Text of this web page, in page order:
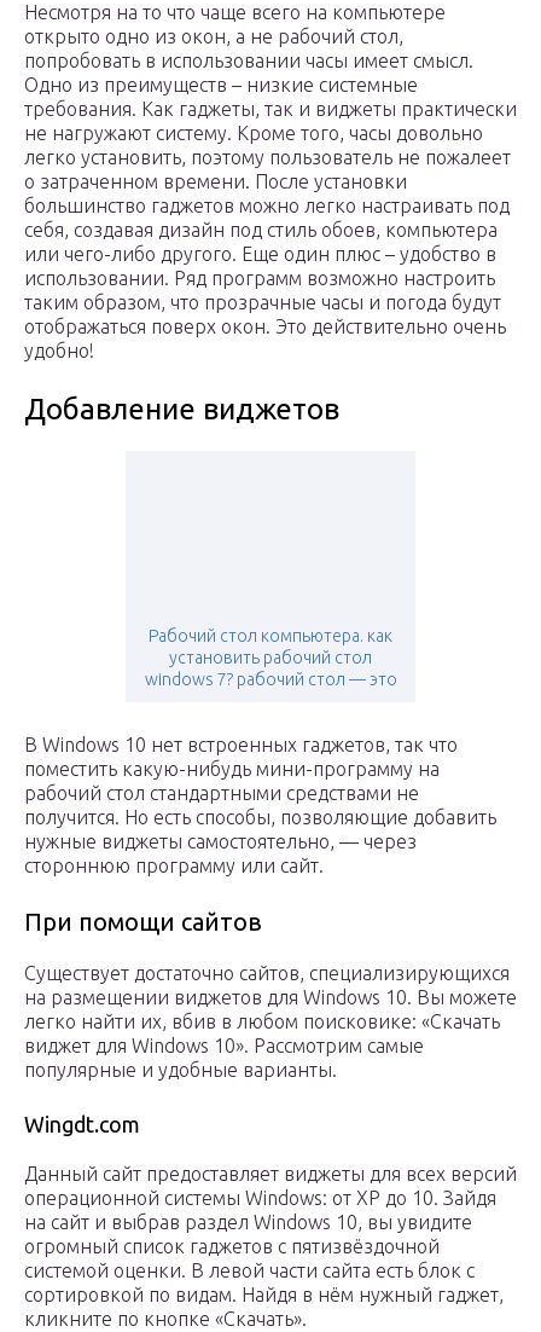
Несмотря на то что чаще всего на компьютере
открыто одно из окон, а не рабочий стол,
попробовать в использовании часы имеет смысл.
Одно из преимуществ – низкие системные
требования. Как гаджеты, так и виджеты практически
не нагружают систему. Кроме того, часы довольно
легко установить, поэтому пользователь не пожалеет
о затраченном времени. После установки
большинство гаджетов можно легко настраивать под
себя, создавая дизайн под стиль обоев, компьютера
или чего-либо другого. Еще один плюс – удобство в
использовании. Ряд программ возможно настроить
таким образом, что прозрачные часы и погода будут
отображаться поверх окон. Это действительно очень
удобно!
Добавление виджетов
Рабочий стол компьютера. как
установить рабочий стол
windows 7? рабочий стол — это
В Windows 10 нет встроенных гаджетов, так что
поместить какую-нибудь мини-программу на
рабочий стол стандартными средствами не
получится. Но есть способы, позволяющие добавить
нужные виджеты самостоятельно, — через
стороннюю программу или сайт.
При помощи сайтов
Существует достаточно сайтов, специализирующихся
на размещении виджетов для Windows 10. Вы можете
легко найти их, вбив в любом поисковике: «Скачать
виджет для Windows 10». Рассмотрим самые
популярные и удобные варианты.
Wingdt.com
Данный сайт предоставляет виджеты для всех версий
операционной системы Windows: от XP до 10. Зайдя
на сайт и выбрав раздел Windows 10, вы увидите
огромный список гаджетов с пятизвёздочной
системой оценки. В левой части сайта есть блок с
сортировкой по видам. Найдя в нём нужный гаджет,
кликните по кнопке «Скачать».